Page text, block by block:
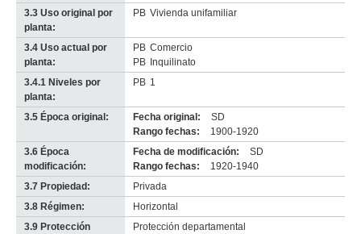
3.3 Uso original por
planta:
PB Vivienda unifamiliar
3.4 Uso actual por
planta:
PB Comercio
PB Inquilinato
3.4.1 Niveles por
planta:
PB 1
3.5 Época original: Fecha original:
SD
Rango fechas:
1900-1920
3.6 Época
modificación:
Fecha de modificación:
SD
Rango fechas:
1920-1940
3.7 Propiedad:
Privada
3.8 Régimen:
Horizontal
3.9 Protección
Protección departamental